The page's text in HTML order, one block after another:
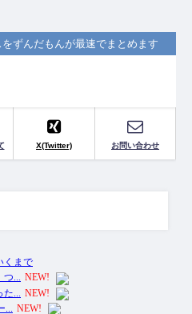
ずんだもんが最速でまとめます
X(Twitter) お問い合わせ